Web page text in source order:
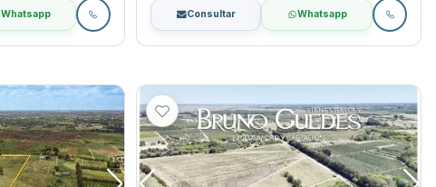
Whatsapp Consultar Whatsapp